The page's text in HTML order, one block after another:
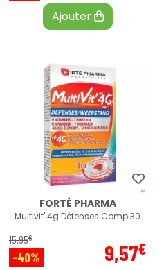
Ajouter
FORTÉ PHARMA
Multivit' 4g Défenses Comp 30
15,95€
-40% 9,57€